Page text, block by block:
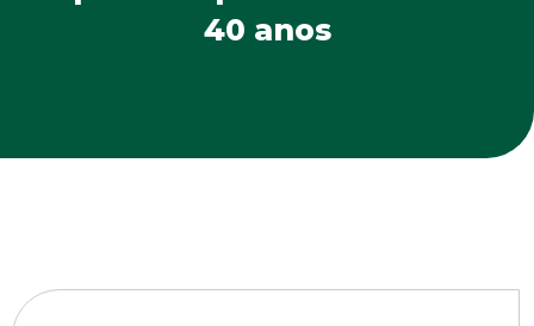
40 anos